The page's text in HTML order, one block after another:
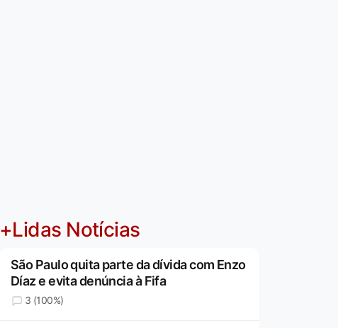
+Lidas Notícias
São Paulo quita parte da dívida com Enzo
Díaz e evita denúncia à Fifa
3 (100%)